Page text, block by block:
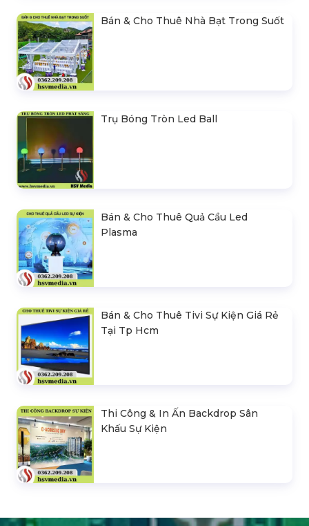
Bán & Cho Thuê Nhà Bạt Trong Suốt
Trụ Bóng Tròn Led Ball
Bán & Cho Thuê Quả Cầu Led
Plasma
Bán & Cho Thuê Tivi Sự Kiện Giá Rẻ
Tại Tp Hcm
Thi Công & In Ấn Backdrop Sân
Khấu Sự Kiện